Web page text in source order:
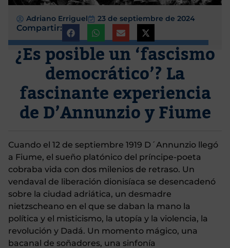
Adriano Erriguel 23 de septiembre de 2024
Compartir:
¿Es posible un ‘fascismo
democrático’? La
fascinante experiencia
de D’Annunzio y Fiume
Cuando el 12 de septiembre 1919 D´Annunzio llegó
a Fiume, el sueño platónico del príncipe-poeta
cobraba vida con dos milenios de retraso. Un
vendaval de liberación dionisíaca se desencadenó
sobre la ciudad adriática, un desmadre
nietzscheano en el que se daban la mano la
política y el misticismo, la utopía y la violencia, la
revolución y Dadá. Un momento mágico, una
bacanal de soñadores, una sinfonía